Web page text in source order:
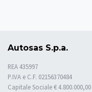
Autosas S.p.a.
REA 435997
P.IVA e C.F. 02156370484
Capitale Sociale € 4.800.000,00